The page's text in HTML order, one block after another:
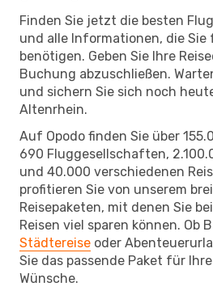
Finden Sie jetzt die besten
und alle Informationen, die Sie
benötigen. Geben Sie Ihre
Buchung abzuschließen.
und sichern Sie sich noch
Altenrhein.
Auf Opodo finden Sie über
690 Fluggesellschaften,
und 40.000 verschiedenen
profitieren Sie von unserem
Reisepaketen, mit denen Sie
Reisen viel sparen können. Ob
Städtereise oder
Sie das passende Paket für
Wünsche.